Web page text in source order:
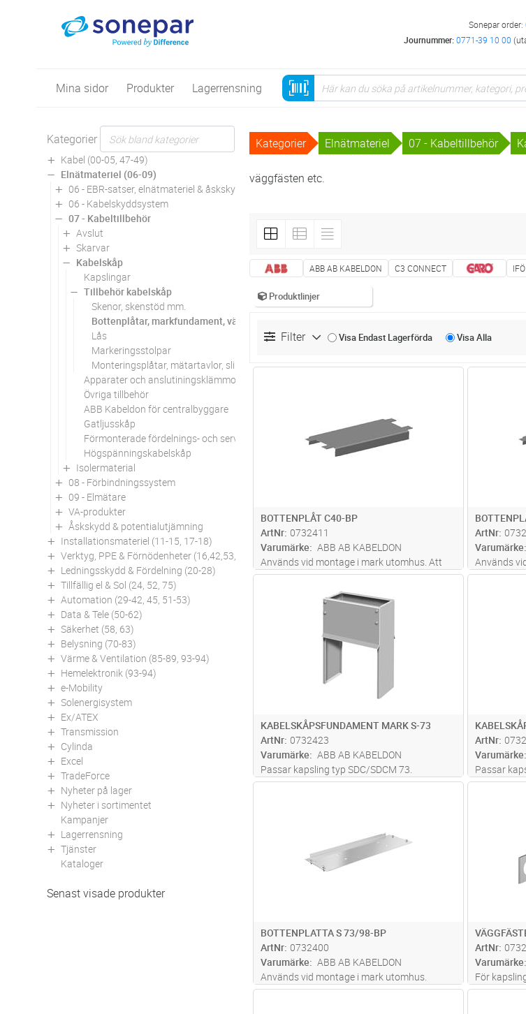
Sonepar order:
Journummer:0771-39 10 00
Mina sidor Produkter Lagerrensning
Kategorier
Kabel (00-05, 47-49)
Elnätmateriel (06-09)
06 - EBR-satser, elnätmateriel & åskskydd
06 - Kabelskyddsystem
07 - Kabeltillbehör
Avslut
Skarvar
Kabelskåp
Kapslingar
Tillbehör kabelskåp
Skenor, skenstöd mm.
Bottenplåtar, markfundament, väggfästen etc.
Lås
Markeringsstolpar
Monteringsplåtar, mätartavlor, slingkorgar etc
Apparater och anslutiningsklämmor
Övriga tillbehör
ABB Kabeldon för centralbyggare
Gatljusskåp
Förmonterade fördelnings- och serviscentraler
Högspänningskabelskåp
Isolermaterial
08 - Förbindningssystem
09 - Elmätare
VA-produkter
Åskskydd & potentialutjämning
Installationsmateriel (11-15, 17-18)
Verktyg, PPE & Förnödenheter (16,42,53,94)
Ledningsskydd & Fördelning (20-28)
Tillfällig el & Sol (24, 52, 75)
Automation (29-42, 45, 51-53)
Data & Tele (50-62)
Säkerhet (58, 63)
Belysning (70-83)
Värme & Ventilation (85-89, 93-94)
Hemelektronik (93-94)
e-Mobility
Solenergisystem
Ex/ATEX
Transmission
Cylinda
Excel
TradeForce
Nyheter på lager
Nyheter i sortimentet
Kampanjer
Lagerrensning
Tjänster
Kataloger
Senast visade produkter
Kategorier Elnätmateriel 07 - Kabeltillbehör
väggfästen etc.
ABB AB KABELDON C3 CONNECT
Produktlinjer
Filter Visa Endast Lagerförda VisaAlla
BOTTENPLÅT C40-BP
ArtNr 0732411
Varumärke
ABB AB KABELDON
Används vid montage i mark utomhus. Att
fästas i botten av fundamentet för
ArtNr
Varumärke
Används
fästas i
KABELSKÅPSFUNDAMENT MARK S-73
ArtNr 0732423
Varumärke
ABB AB KABELDON
Passar kapsling typ SDC/SDCM 73.
ArtNr
Varumärke
Passar
BOTTENPLATTA S 73/98-BP
ArtNr 0732400
Varumärke
ABB AB KABELDON
Används vid montage i mark utomhus.
ArtNr
Varumärke
För
skåpet på
SDC blir